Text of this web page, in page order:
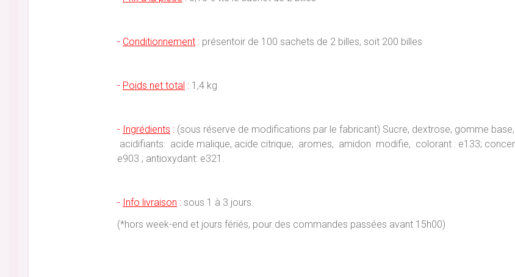
- Conditionnement : présentoir de 100 sachets de 2 billes, soit 200 billes
- Poids net total : 1,4 kg
- Ingrédients : (sous réserve de modifications par le fabricant) Sucre, dextrose, gomme
acidifiants: acide malique, acide citrique; aromes, amidon modifie, colorant : e133;
e903 ; antioxydant: e321.
- Info livraison : sous 1 à 3 jours.
(*hors week-end et jours fériés, pour des commandes passées avant 15h00)